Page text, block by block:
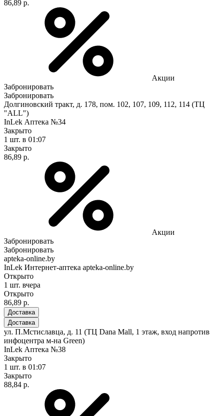
86,89 р.
Акции
Забронировать
Забронировать
Долгиновский тракт, д. 178, пом. 102, 107, 109, 112, 114 (ТЦ
"ALL")
InLek Аптека №34
Закрыто
1 шт. в 01:07
Закрыто
86,89 р.
Акции
Забронировать
Забронировать
apteka-online.by
InLek Интернет-аптека apteka-online.by
Открыто
1 шт. вчера
Открыто
86,89 р.
Доставка
Доставка
ул. П.Мстиславца, д. 11 (ТЦ Dana Mall, 1 этаж, вход напротив
инфоцентра м-на Green)
InLek Аптека №38
Закрыто
1 шт. в 01:07
Закрыто
88,84 р.